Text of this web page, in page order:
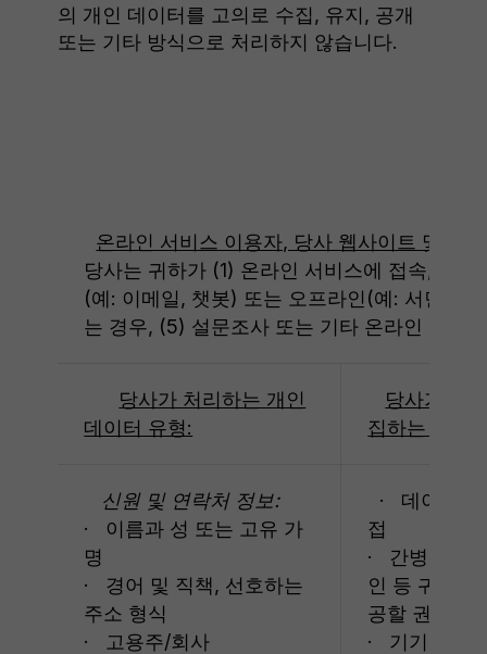
의 개인 데이터를 고의로 수집, 유지, 공개
또는 기타 방식으로 처리하지 않습니다.
온라인 서비스 이용자, 당사 웹사이트 및 사
당사는 귀하가 (1) 온라인 서비스에 접속, 이
(예: 이메일, 챗봇) 또는 오프라인(예: 서면)으
는 경우, (5) 설문조사 또는 기타 온라인 설문
당사가 처리하는 개인
데이터 유형:
당사가 개
집하는 출처:
신원 및 연락처 정보:
· 이름과 성 또는 고유 가
명
· 경어 및 직책, 선호하는
주소 형식
· 고용주/회사
· 데이터
접
· 간병인 또
인 등 귀하를
공할 권한이
· 기기